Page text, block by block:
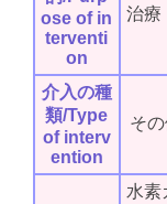
ose of in
terventi
on
治療
介入の種
類/Type
of interv
ention
そ
水素